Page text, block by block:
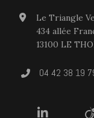
Le Triangle
434 allée
13100 LE
04 42 38 19